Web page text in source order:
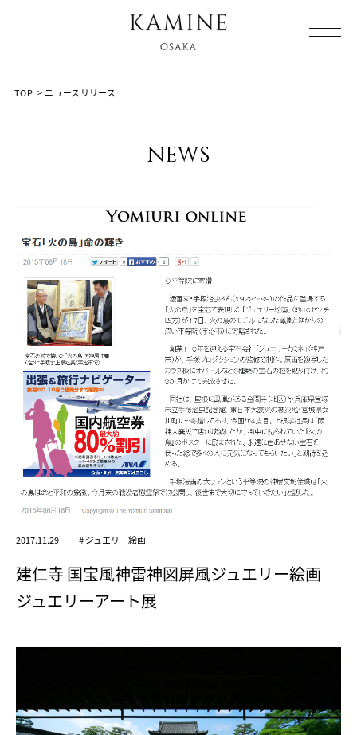
TOP > ニュースリリース
news
2017.11.29 # ジュエリー絵画
建仁寺 国宝風神雷神図屏風ジュエリー絵画
ジュエリーアート展